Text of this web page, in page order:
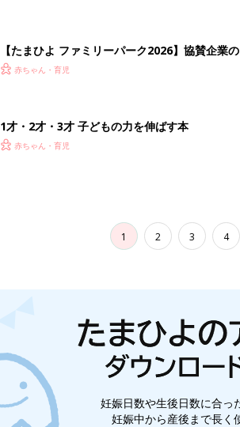
【たまひよ ファミリーパーク2026】協賛企業
赤ちゃん・育児
1才・2才・3才 子どもの力を伸ばす本
赤ちゃん・育児
1 2 3 4
妊娠日数や生後日数に合っ
妊娠中から産後まで長く